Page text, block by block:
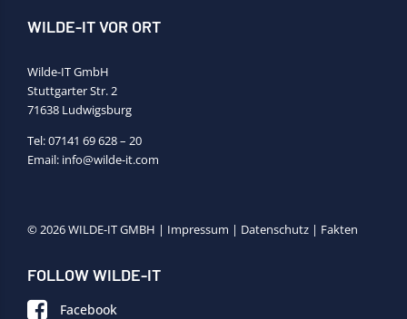
WILDE-IT VOR ORT
Wilde-IT GmbH
Stuttgarter Str. 2
71638 Ludwigsburg
Tel:07141 69 628 – 20
Email: info@wilde-it.com
© 2026 WILDE-IT GMBH | Impressum | Datenschutz | Fakten
FOLLOW WILDE-IT
Facebook